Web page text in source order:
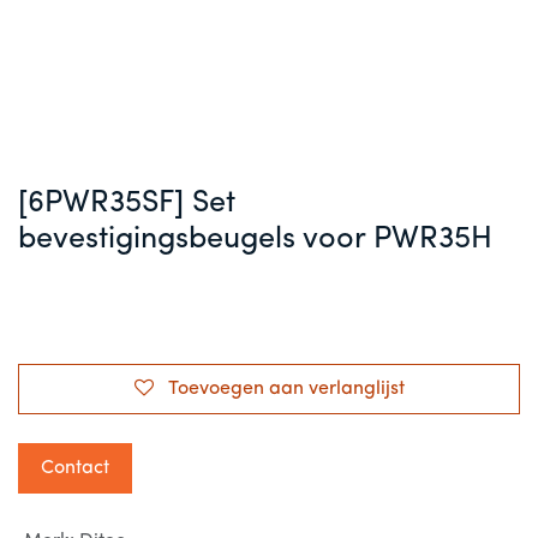
[6PWR35SF] Set
bevestigingsbeugels voor PWR35H
Toevoegen aan verlanglijst
Contact